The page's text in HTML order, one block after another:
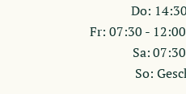
Do:
Fr: 07:30 -
Sa:
So: